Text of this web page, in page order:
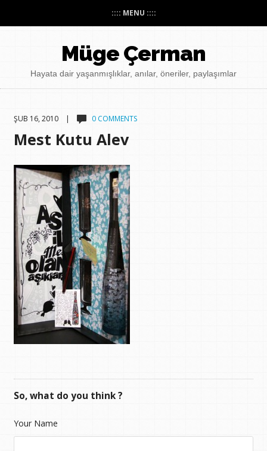
:::: MENU ::::
Müge Çerman
Hayata dair yaşanmışlıklar, anılar, öneriler, paylaşımlar
ŞUB 16, 2010 | 0 COMMENTS
Mest Kutu Alev
So, what do you think ?
Your Name